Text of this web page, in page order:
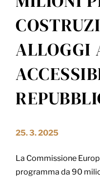
ALLOGGI
25. 3. 2025
La Commissione
programma da 90